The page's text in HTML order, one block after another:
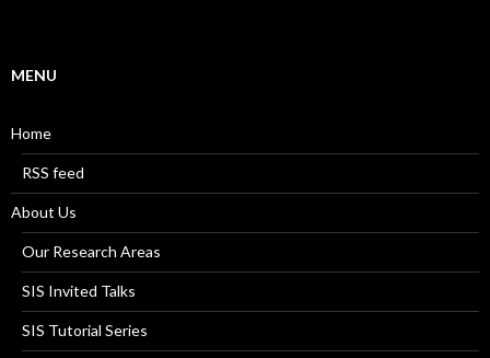
MENU
Home
RSS feed
About Us
Our Research Areas
SIS Invited Talks
SIS Tutorial Series